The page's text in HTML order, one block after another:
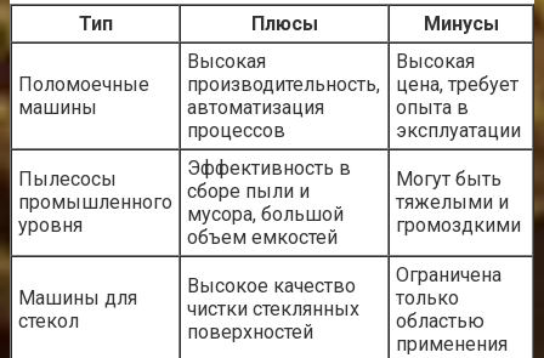
Тип Плюсы Минусы
Поломоечные
машины
Высокая
производительность,
автоматизация
процессов
Высокая
цена, требует
опыта в
эксплуатации
Пылесосы
промышленного
уровня
Эффективность в
сборе пыли и
мусора, большой
объем емкостей
Могут быть
тяжелыми и
громоздкими
Машины для
стекол
Высокое качество
чистки стеклянных
поверхностей
Ограничена
только
областью
применения